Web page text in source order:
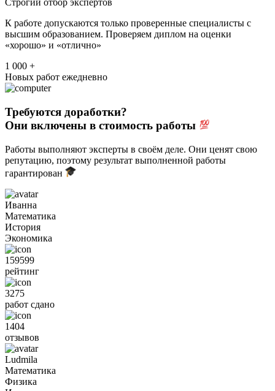
Строгий отбор экспертов
К работе допускаются только проверенные специалисты с
высшим образованием. Проверяем диплом на оценки
«хорошо» и «отлично»
1 000 +
Новых работ ежедневно
Требуются доработки?
Они включены в стоимость работы
Работы выполняют эксперты в своём деле. Они ценят свою
репутацию, поэтому результат выполненной работы
гарантирован
Иванна
Математика
История
Экономика
159599
рейтинг
3275
работ сдано
1404
отзывов
Ludmila
Математика
Физика